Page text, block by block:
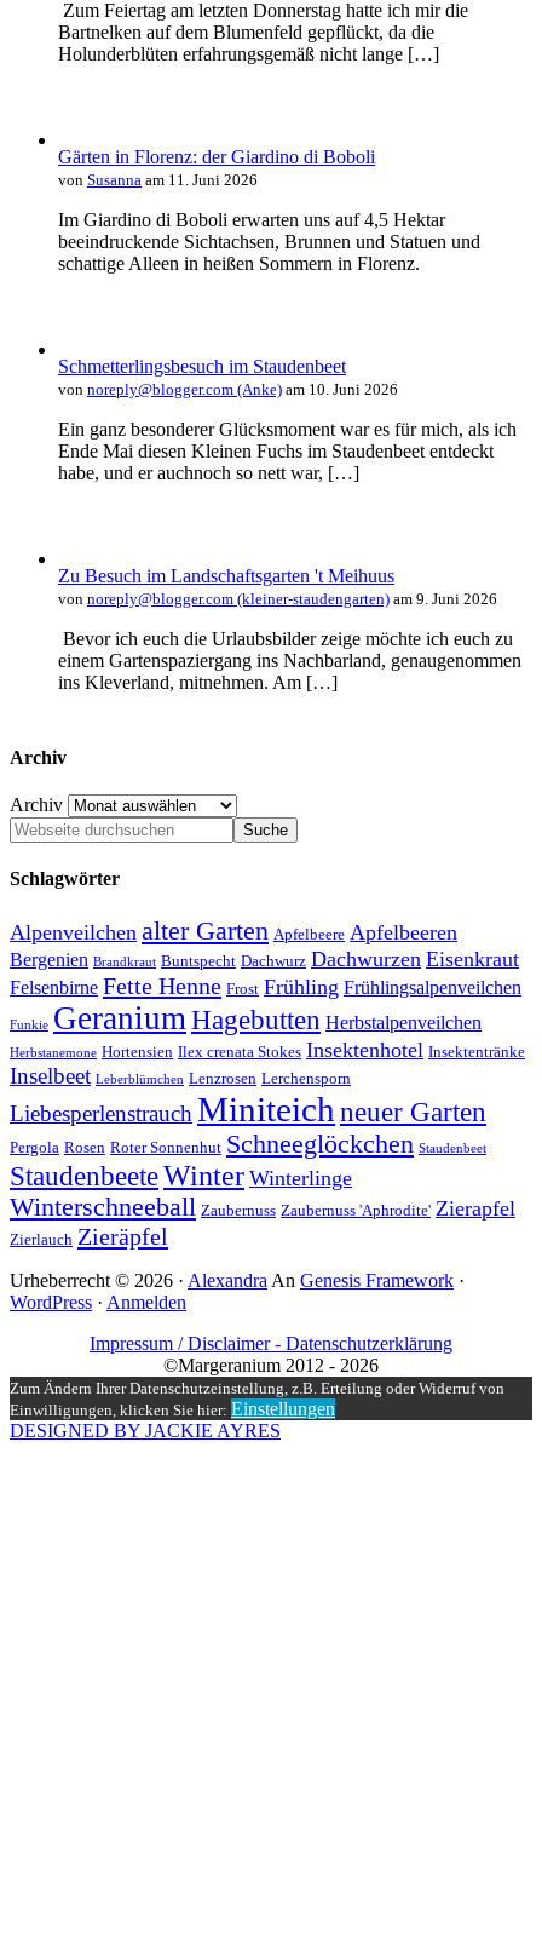
Zum Feiertag am letzten Donnerstag hatte ich mir die
Bartnelken auf dem Blumenfeld gepflückt, da die
Holunderblüten erfahrungsgemäß nicht lange […]
Gärten in Florenz: der Giardino di Boboli
von Susanna am 11. Juni 2026
Im Giardino di Boboli erwarten uns auf 4,5 Hektar
beeindruckende Sichtachsen, Brunnen und Statuen und
schattige Alleen in heißen Sommern in Florenz.
Schmetterlingsbesuch im Staudenbeet
von noreply@blogger.com (Anke) am 10. Juni 2026
Ein ganz besonderer Glücksmoment war es für mich, als ich
Ende Mai diesen Kleinen Fuchs im Staudenbeet entdeckt
habe, und er auchnoch so nett war, […]
Zu Besuch im Landschaftsgarten 't Meihuus
von noreply@blogger.com (kleiner-staudengarten) am 9. Juni 2026
Bevor ich euch die Urlaubsbilder zeige möchte ich euch zu
einem Gartenspaziergang ins Nachbarland, genaugenommen
ins Kleverland, mitnehmen. Am […]
Archiv
Archiv
Schlagwörter
Alpenveilchen alter Garten Apfelbeere Apfelbeeren
Bergenien Brandkraut Buntspecht Dachwurz Dachwurzen Eisenkraut
Felsenbirne Fette Henne Frost Frühling Frühlingsalpenveilchen
Funkie Geranium Hagebutten Herbstalpenveilchen
Herbstanemone Hortensien Ilex crenata Stokes Insektenhotel Insektentränke
Inselbeet Leberblümchen Lenzrosen Lerchensporn
Liebesperlenstrauch Miniteich neuer Garten
Pergola Rosen Roter Sonnenhut Schneeglöckchen Staudenbeet
StaudenbeeteWinter Winterlinge
Winterschneeball Zaubernuss Zaubernuss 'Aphrodite' Zierapfel
Zierlauch Zieräpfel
Urheberrecht © 2026 · Alexandra An Genesis Framework ·
WordPress · Anmelden
Impressum / Disclaimer - Datenschutzerklärung
©Margeranium 2012 - 2026
Zum Ändern Ihrer Datenschutzeinstellung, z.B. Erteilung oder Widerruf von
Einwilligungen, klicken Sie hier: Einstellungen
DESIGNED BY JACKIE AYRES